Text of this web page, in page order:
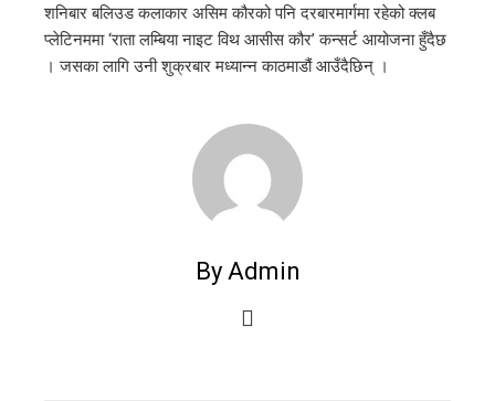
शनिबार बलिउड कलाकार असिम कौरको पनि दरबारमार्गमा रहेको क्लब
प्लेटिनममा ‘राता लम्बिया नाइट विथ आसीस कौर’ कन्सर्ट आयोजना हुँदैछ
। जसका लागि उनी शुक्रबार मध्यान्न काठमाडौं आउँदैछिन् ।
By Admin